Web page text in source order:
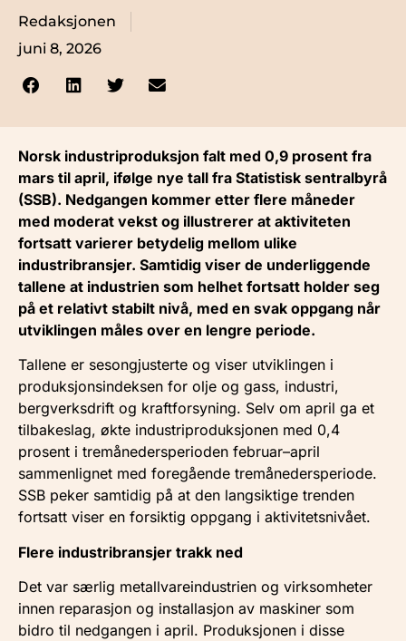
Redaksjonen
juni 8, 2026
Norsk industriproduksjon falt med 0,9 prosent fra
mars til april, ifølge nye tall fra Statistisk sentralbyrå
(SSB). Nedgangen kommer etter flere måneder
med moderat vekst og illustrerer at aktiviteten
fortsatt varierer betydelig mellom ulike
industribransjer. Samtidig viser de underliggende
tallene at industrien som helhet fortsatt holder seg
på et relativt stabilt nivå, med en svak oppgang når
utviklingen måles over en lengre periode.
Tallene er sesongjusterte og viser utviklingen i
produksjonsindeksen for olje og gass, industri,
bergverksdrift og kraftforsyning. Selv om april ga et
tilbakeslag, økte industriproduksjonen med 0,4
prosent i tremånedersperioden februar–april
sammenlignet med foregående tremånedersperiode.
SSB peker samtidig på at den langsiktige trenden
fortsatt viser en forsiktig oppgang i aktivitetsnivået.
Flere industribransjer trakk ned
Det var særlig metallvareindustrien og virksomheter
innen reparasjon og installasjon av maskiner som
bidro til nedgangen i april. Produksjonen i disse